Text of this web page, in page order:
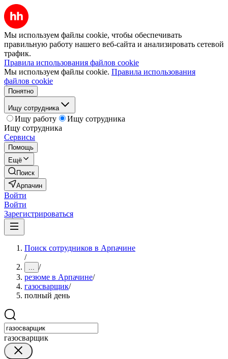
Мы используем файлы cookie, чтобы обеспечивать
правильную работу нашего веб-сайта и анализировать сетевой
трафик.
Правила использования файлов cookie
Мы используем файлы cookie. Правила использования
файлов cookie
Понятно
Ищу сотрудника
Ищу работу
Ищу сотрудника
Ищу сотрудника
Сервисы
Помощь
Ещё
Поиск
Арпачин
Войти
Войти
Зарегистрироваться
Поиск сотрудников в Арпачине
/
... /
резюме в Арпачине/
газосварщик/
полный день
газосварщик